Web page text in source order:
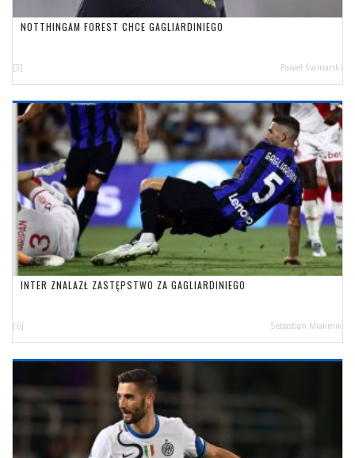
NOTTHINGAM FOREST CHCE GAGLIARDINIEGO
[3] Paweł Świnarski
INTER ZNALAZŁ ZASTĘPSTWO ZA GAGLIARDINIEGO
[6] Sebastian Miakinik